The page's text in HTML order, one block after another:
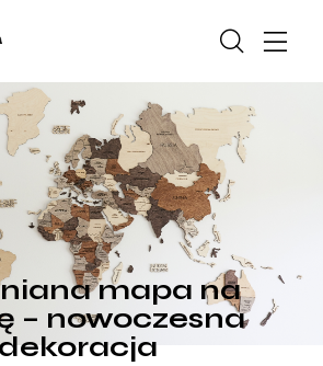
DODATKI
mapa na
– nowoczesna